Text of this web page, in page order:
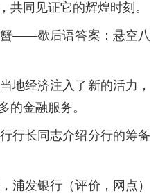
共同见证它的辉煌时刻。
——歇后语答案：悬空八
地经济注入了新的活力，
的金融服务。
行长同志介绍分行的筹备
浦发银行（评价，网点）